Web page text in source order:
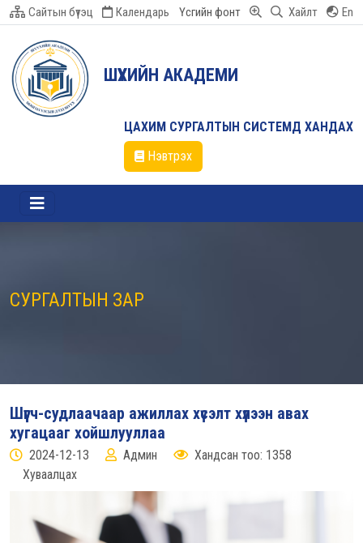
Сайтын бүтэц Календарь Үсгийн фонт Хайлт En
ШҮҮХИЙН АКАДЕМИ
ЦАХИМ СУРГАЛТЫН СИСТЕМД ХАНДАХ
Нэвтрэх
СУРГАЛТЫН ЗАР
Шүүгч-судлаачаар ажиллах хүсэлт хүлээн авах
хугацааг хойшлууллаа
2024-12-13 Админ
Хандсан тоо: 1358
Хуваалцах